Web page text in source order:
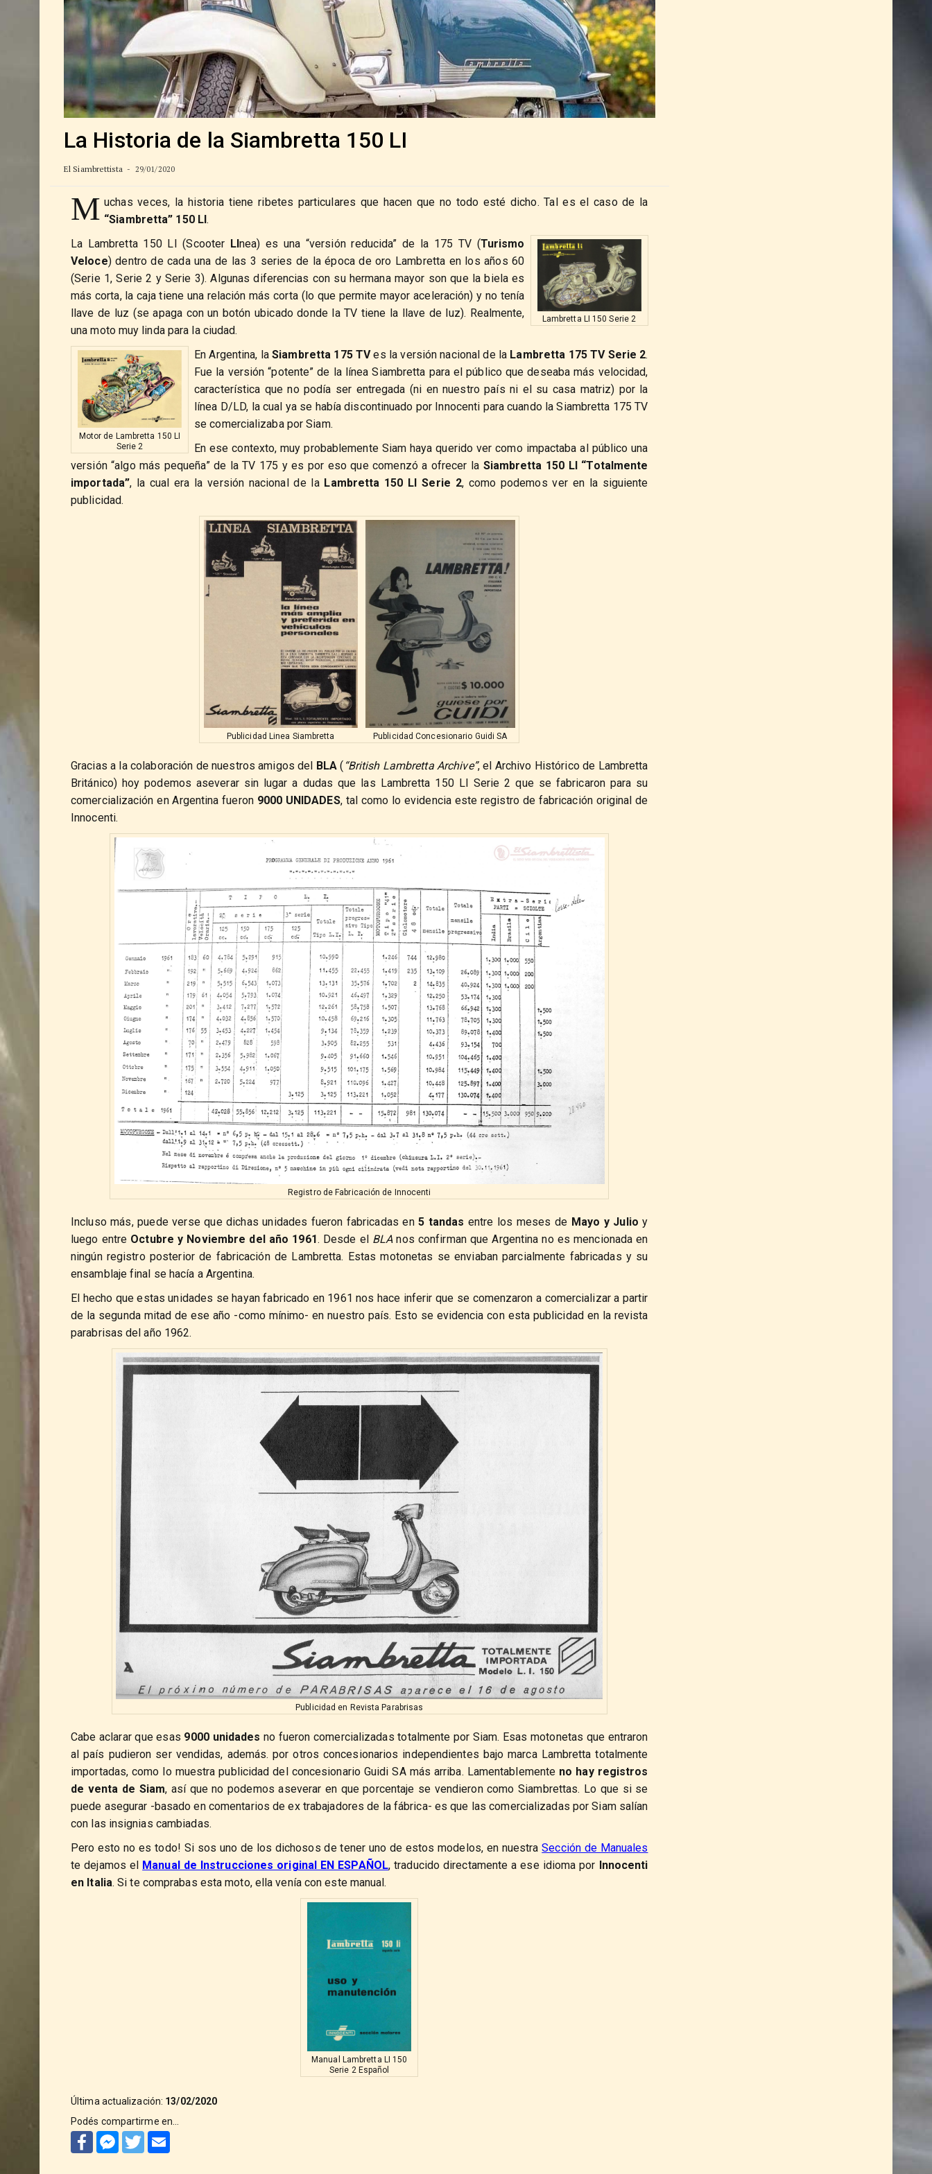
La Historia de la Siambretta 150 LI
El Siambrettista 29/01/2020
M uchas veces, la historia tiene ribetes particulares que hacen que no todo esté dicho. Tal es el caso de la
“Siambretta” 150 LI.
Lambretta LI 150 Serie 2
La Lambretta 150 LI (Scooter LInea) es una “versión reducida” de la 175 TV (Turismo
Veloce) dentro de cada una de las 3 series de la época de oro Lambretta en los años 60
(Serie 1, Serie 2 y Serie 3). Algunas diferencias con su hermana mayor son que la biela es
más corta, la caja tiene una relación más corta (lo que permite mayor aceleración) y no tenía
llave de luz (se apaga con un botón ubicado donde la TV tiene la llave de luz). Realmente,
una moto muy linda para la ciudad.
Motor de Lambretta 150 LI
Serie 2
En Argentina, laSiambretta 175 TVes la versión nacional de la Lambretta 175 TV Serie 2.
Fue la versión “potente” de la línea Siambretta para el público que deseaba más velocidad,
característica que no podía ser entregada (ni en nuestro país ni el su casa matriz) por la
línea D/LD, la cual ya se había discontinuado por Innocenti para cuando la Siambretta 175 TV
se comercializaba por Siam.
En ese contexto, muy probablemente Siam haya querido ver como impactaba al público una
versión “algo más pequeña” de la TV 175 y es por eso que comenzó a ofrecer la Siambretta 150 LI “Totalmente
importada”, la cual era la versión nacional de la Lambretta 150 LI Serie 2, como podemos ver en la siguiente
publicidad.
Publicidad Linea Siambretta Publicidad Concesionario Guidi SA
Gracias a la colaboración de nuestros amigos del BLA ( “British Lambretta Archive”, el Archivo Histórico de Lambretta
Británico) hoy podemos aseverar sin lugar a dudas que las Lambretta 150 LI Serie 2 que se fabricaron para su
comercialización en Argentina fueron 9000 UNIDADES, tal como lo evidencia este registro de fabricación original de
Innocenti.
Registro de Fabricación de Innocenti
Incluso más, puede verse que dichas unidades fueron fabricadas en5 tandas entre los meses de Mayo y Julio y
luego entre Octubre y Noviembre del año 1961. Desde el BLAnos confirman que Argentina no es mencionada en
ningún registro posterior de fabricación de Lambretta. Estas motonetas se enviaban parcialmente fabricadas y su
ensamblaje final se hacía a Argentina.
El hecho que estas unidades se hayan fabricado en 1961 nos hace inferir que se comenzaron a comercializar a partir
de la segunda mitad de ese año -como mínimo- en nuestro país. Esto se evidencia con esta publicidad en la revista
parabrisas del año 1962.
Publicidad en Revista Parabrisas
Cabe aclarar que esas 9000 unidades no fueron comercializadas totalmente por Siam. Esas motonetas que entraron
al país pudieron ser vendidas, además. por otros concesionarios independientes bajo marca Lambretta totalmente
importadas, como lo muestra publicidad del concesionario Guidi SA más arriba. Lamentablemente no hay registros
de venta de Siam, así que no podemos aseverar en que porcentaje se vendieron como Siambrettas. Lo que si se
puede asegurar -basado en comentarios de ex trabajadores de la fábrica- es que las comercializadas por Siam salían
con las insignias cambiadas.
Pero esto no es todo! Si sos uno de los dichosos de tener uno de estos modelos, en nuestraSección de Manuales
te dejamos el
Manual de Instrucciones original EN ESPAÑOL, traducido directamente a ese idioma por Innocenti
en Italia. Si te comprabas esta moto, ella venía con este manual.
Manual Lambretta LI 150
Serie 2 Español
Última actualización: 13/02/2020
Podés compartirme en...
FacebookFacebook
Messenger
Twitter